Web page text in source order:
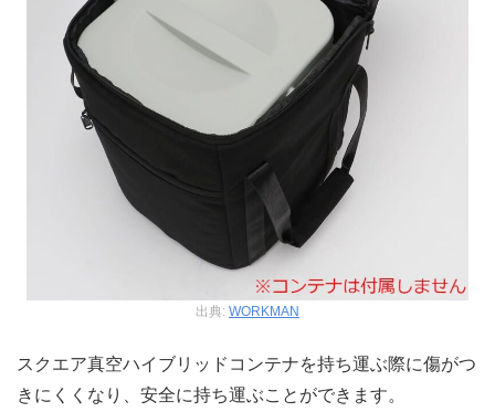
出典: WORKMAN
スクエア真空ハイブリッドコンテナを持ち運ぶ際に傷がつ
きにくくなり、安全に持ち運ぶことができます。